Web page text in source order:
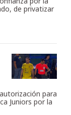
de privatizar
para
Juniors por la